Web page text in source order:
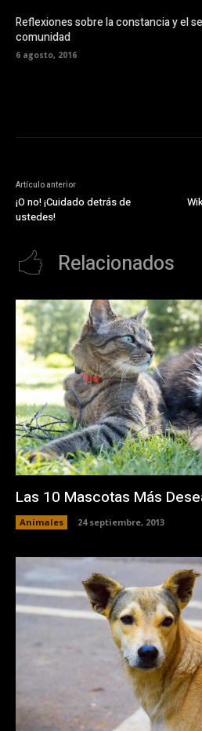
Reflexiones sobre la constancia y el
comunidad
6 agosto, 2016
Artículo anterior
¡O no! ¡Cuidado detrás de
ustedes!
Relacionados
Las 10 Mascotas Más
Animales 24 septiembre, 2013